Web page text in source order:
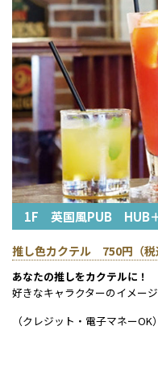
1F 英国風PUB HUB＋
推し色カクテル 750円（税
あなたの推しをカクテルに！
好きなキャラクターのイメー
（クレジット・電子マネーOK）